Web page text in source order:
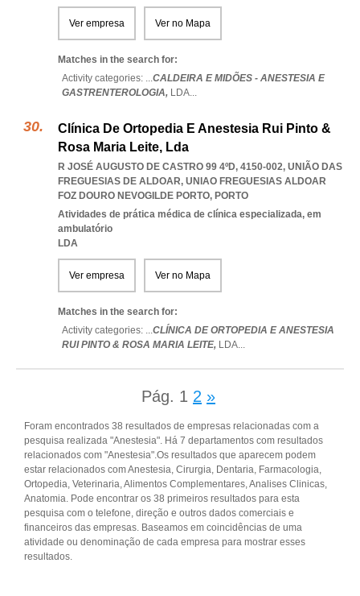
Ver empresa Ver no Mapa
Matches in the search for:
Activity categories: ...CALDEIRA E MIDÕES - ANESTESIA E
GASTRENTEROLOGIA, LDA...
Clínica De Ortopedia E Anestesia Rui Pinto &
Rosa Maria Leite, Lda
R JOSÉ AUGUSTO DE CASTRO 99 4ºD, 4150-002, UNIÃO DAS
FREGUESIAS DE ALDOAR, UNIAO FREGUESIAS ALDOAR
FOZ DOURO NEVOGILDE PORTO, PORTO
Atividades de prática médica de clínica especializada, em
ambulatório
LDA
Ver empresa Ver no Mapa
Matches in the search for:
Activity categories: ...CLÍNICA DE ORTOPEDIA E ANESTESIA
RUI PINTO & ROSA MARIA LEITE, LDA...
Pág. 1 2 »
Foram encontrados 38 resultados de empresas relacionadas com a
pesquisa realizada "Anestesia". Há 7 departamentos com resultados
relacionados com "Anestesia".Os resultados que aparecem podem
estar relacionados com Anestesia, Cirurgia, Dentaria, Farmacologia,
Ortopedia, Veterinaria, Alimentos Complementares, Analises Clinicas,
Anatomia. Pode encontrar os 38 primeiros resultados para esta
pesquisa com o telefone, direção e outros dados comerciais e
financeiros das empresas. Baseamos em coincidências de uma
atividade ou denominação de cada empresa para mostrar esses
resultados.